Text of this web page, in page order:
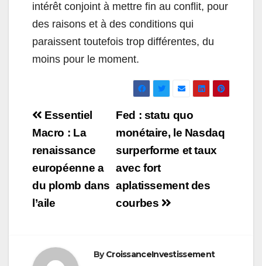
intérêt conjoint à mettre fin au conflit, pour
des raisons et à des conditions qui
paraissent toutefois trop différentes, du
moins pour le moment.
Navigation
de
l’article
Fed : statu quo
monétaire, le Nasdaq
surperforme et taux
avec fort
aplatissement des
courbes
Essentiel
Macro : La
renaissance
européenne a
du plomb dans
l’aile
ByCroissanceInvestissement